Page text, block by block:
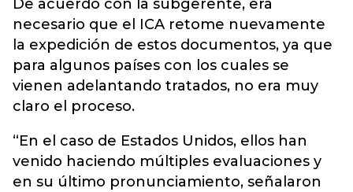
De acuerdo con la subgerente, era
necesario que el ICA retome nuevamente
la expedición de estos documentos, ya que
para algunos países con los cuales se
vienen adelantando tratados, no era muy
claro el proceso.
“En el caso de Estados Unidos, ellos han
venido haciendo múltiples evaluaciones y
en su último pronunciamiento, señalaron